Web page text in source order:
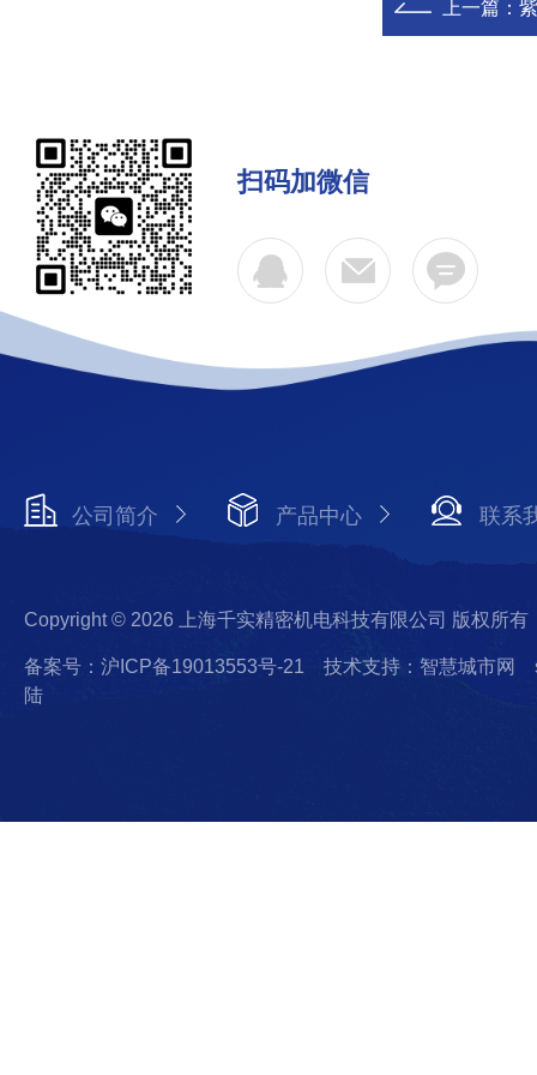
上一篇：
扫码加微信
公司简介 产品中心 联系
Copyright © 2026 上海千实精密机电科技有限公司 版权所有
备案号：沪ICP备19013553号-21 技术支持：智慧城市网
陆